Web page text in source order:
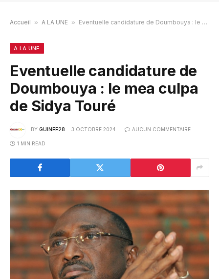
Accueil » A LA UNE » Eventuelle candidature de Doumbouya : le mea culpa de Sidya Touré
A LA UNE
Eventuelle candidature de
Doumbouya : le mea culpa
de Sidya Touré
BY GUINEE28 3 OCTOBRE 2024 AUCUN COMMENTAIRE
1 MIN READ